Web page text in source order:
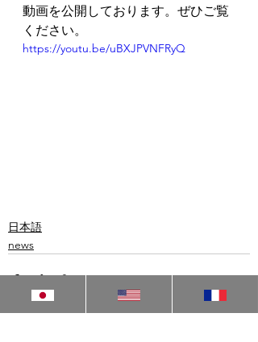
動画を公開しております。ぜひご覧
ください。
https://youtu.be/uBXJPVNFRyQ
日本語
news